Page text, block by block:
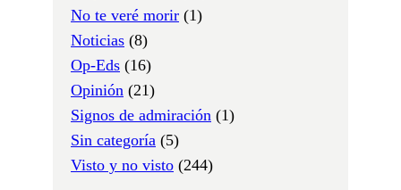
No te veré morir (1)
Noticias (8)
Op-Eds (16)
Opinión (21)
Signos de admiración (1)
Sin categoría (5)
Visto y no visto (244)